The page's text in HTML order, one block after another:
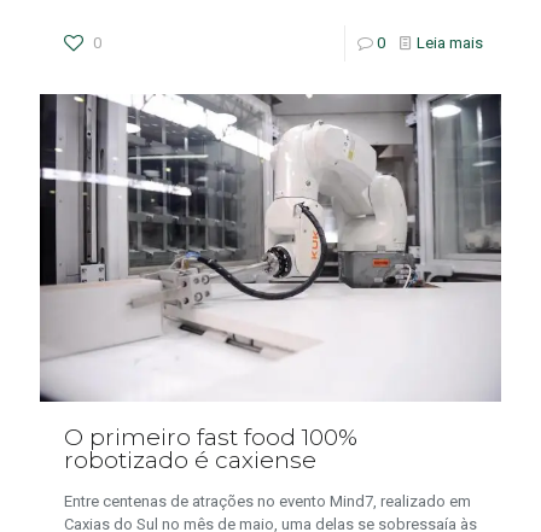
0 0 Leia mais
O primeiro fast food 100%
robotizado é caxiense
Entre centenas de atrações no evento Mind7, realizado em
Caxias do Sul no mês de maio, uma delas se sobressaía às